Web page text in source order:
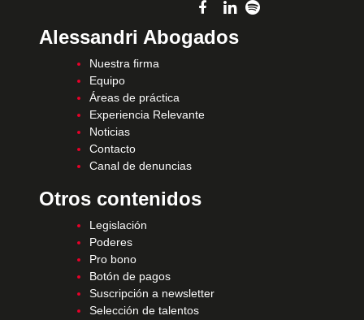
Alessandri Abogados
Nuestra firma
Equipo
Áreas de práctica
Experiencia Relevante
Noticias
Contacto
Canal de denuncias
Otros contenidos
Legislación
Poderes
Pro bono
Botón de pagos
Suscripción a newsletter
Selección de talentos